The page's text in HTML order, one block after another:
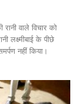
वाले विचार को
लक्ष्मीबाई के पीछे
नहीं किया।